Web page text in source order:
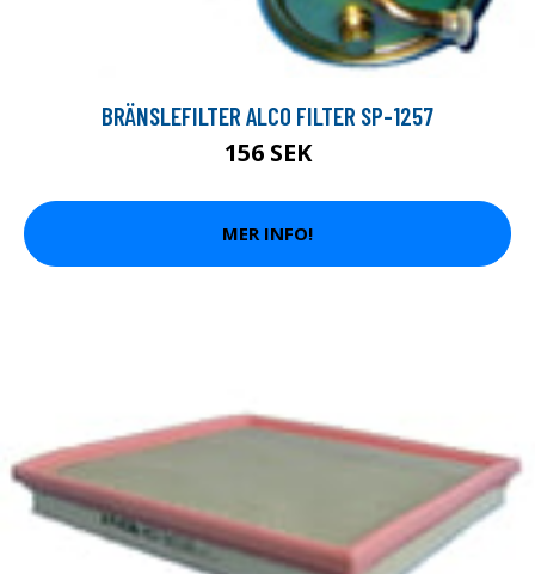
BRÄNSLEFILTER ALCO FILTER SP-1257
156 SEK
MER INFO!